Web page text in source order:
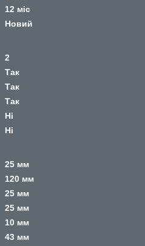
12 міс
Новий
2
Так
Так
Так
Ні
Ні
25 мм
120 мм
25 мм
25 мм
10 мм
43 мм